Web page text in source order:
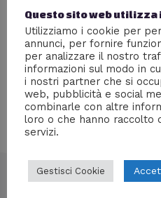
Entra nel folle mondo del
killer occidentale
Questo sito web utilizza
Utilizziamo i cookie per
annunci, per fornire
per analizzare il nostro
informazioni sul modo in
i nostri partner che si
web, pubblicità e social
combinarle con altre
loro o che hanno raccolto
servizi.
Gestisci Cookie